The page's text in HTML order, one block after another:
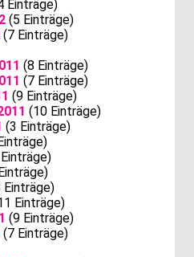
Einträge)
(5 Einträge)
(7 Einträge)
(8 Einträge)
(7 Einträge)
(9 Einträge)
(10 Einträge)
(3 Einträge)
Einträge)
Einträge)
(9 Einträge)
(7 Einträge)